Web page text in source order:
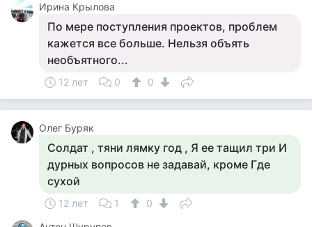
Ирина Крылова
По мере поступления проектов, проблем
кажется все больше. Нельзя объять
необъятного...
12 лет 0 0
Олег Буряк
Солдат , тяни лямку год , Я ее тащил три И
дурных вопросов не задавай, кроме Где
сухой
12 лет 1
0